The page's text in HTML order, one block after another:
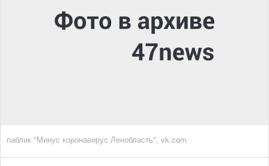
паблик "Минус коронавирус Ленобласть", vk.com